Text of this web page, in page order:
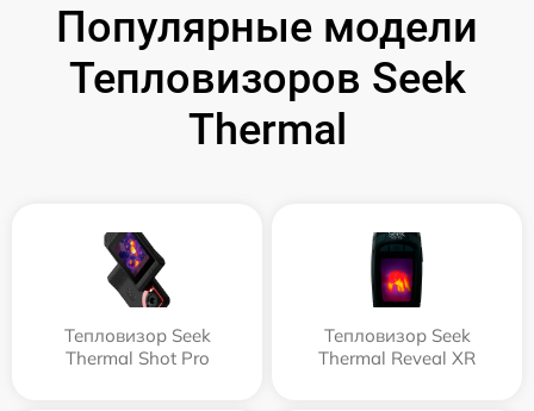
Популярные модели
Тепловизоров Seek
Thermal
Тепловизор Seek
Thermal Shot Pro
Тепловизор Seek
Thermal Reveal XR